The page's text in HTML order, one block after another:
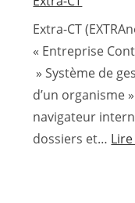
Extra-CT
« Entreprise
» Système de
d’un organisme
navigateur
dossiers et…